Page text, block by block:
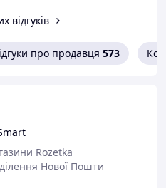
під замовлення, за
і отримайте
відгуків
про продавця 573
Rozetka
Нової Пошти